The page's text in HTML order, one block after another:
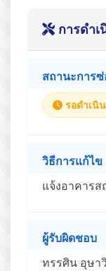
การดำเ
สถานะการ
รอดำเนิ
วิธีการแก้ไข
แจ้งอาคาร
ผู้รับผิดชอบ
ทรรศิน อุษา